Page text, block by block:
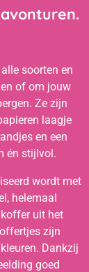
soorten en
of om jouw
Ze zijn
laagje
en een
én stijlvol.
wordt met
helemaal
uit het
zijn
Dankzij
goed